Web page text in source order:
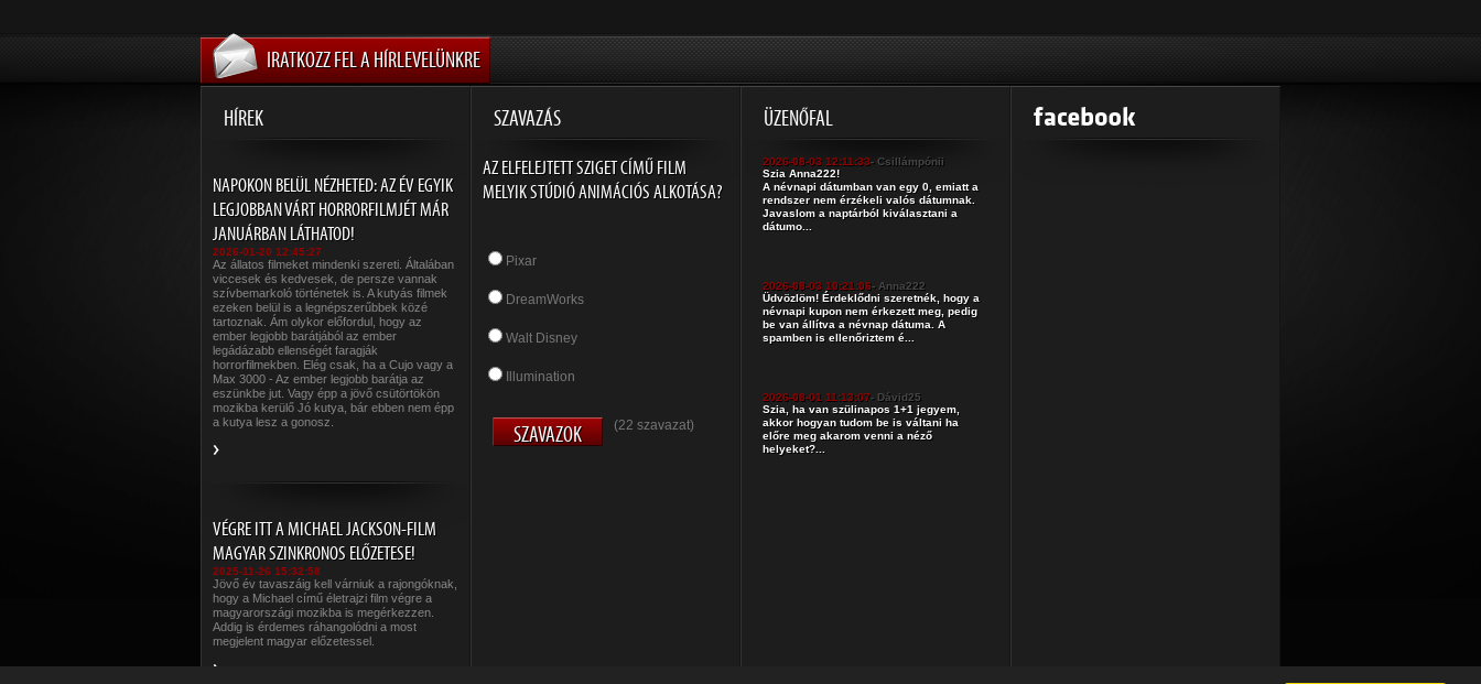
IRATKOZZ FEL A HÍRLEVELÜNKRE
HÍREK SZAVAZÁS ÜZENŐFAL
NAPOKON BELÜL NÉZHETED: AZ ÉV EGYIK
LEGJOBBAN VÁRT HORRORFILMJÉT MÁR
JANUÁRBAN LÁTHATOD!
2026-01-20 12:45:27
Az állatos filmeket mindenki szereti. Általában
viccesek és kedvesek, de persze vannak
szívbemarkoló történetek is. A kutyás filmek
ezeken belül is a legnépszerűbbek közé
tartoznak. Ám olykor előfordul, hogy az
ember legjobb barátjából az ember
legádázabb ellenségét faragják
horrorfilmekben. Elég csak, ha a Cujo vagy a
Max 3000 - Az ember legjobb barátja az
eszünkbe jut. Vagy épp a jövő csütörtökön
mozikba kerülő Jó kutya, bár ebben nem épp
a kutya lesz a gonosz.
VÉGRE ITT A MICHAEL JACKSON-FILM
MAGYAR SZINKRONOS ELŐZETESE!
2025-11-26 15:32:58
Jövő év tavaszáig kell várniuk a rajongóknak,
hogy a Michael című életrajzi film végre a
magyarországi mozikba is megérkezzen.
Addig is érdemes ráhangolódni a most
megjelent magyar előzetessel.
AZ ELFELEJTETT SZIGET CÍMŰ FILM
MELYIK STÚDIÓ ANIMÁCIÓS ALKOTÁSA?
Pixar
DreamWorks
Walt Disney
Illumination
(22 szavazat)
2026-08-03 12:11:33- Csillámpónii
Szia Anna222!
A névnapi dátumban van egy 0, emiatt a
rendszer nem érzékeli valós dátumnak.
Javaslom a naptárból kiválasztani a
dátumo...
2026-08-03 10:21:06- Anna222
Üdvözlöm! Érdeklődni szeretnék, hogy a
névnapi kupon nem érkezett meg, pedig
be van állítva a névnap dátuma. A
spamben is ellenőriztem é...
2026-08-01 11:13:07- Dávid25
Szia, ha van szülinapos 1+1 jegyem,
akkor hogyan tudom be is váltani ha
előre meg akarom venni a néző
helyeket?...